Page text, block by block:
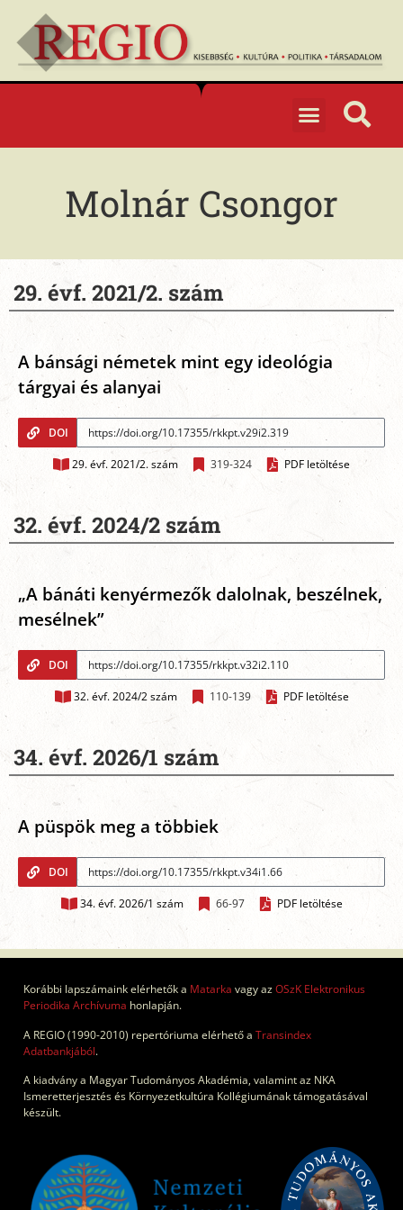
Molnár Csongor
29. évf. 2021/2. szám
A bánsági németek mint egy ideológia
tárgyai és alanyai
DOI
29. évf. 2021/2. szám 319-324 PDF letöltése
32. évf. 2024/2 szám
„A bánáti kenyérmezők dalolnak, beszélnek,
mesélnek”
DOI
32. évf. 2024/2 szám 110-139 PDF letöltése
34. évf. 2026/1 szám
A püspök meg a többiek
DOI
34. évf. 2026/1 szám 66-97 PDF letöltése
Korábbi lapszámaink elérhetők a Matarka vagy azOSzK Elektronikus
Periodika Archívuma honlapján.
A REGIO (1990-2010) repertóriuma elérhető a Transindex
Adatbankjából.
A kiadvány a Magyar Tudományos Akadémia, valamint az NKA
Ismeretterjesztés és Környezetkultúra Kollégiumának támogatásával
készült.